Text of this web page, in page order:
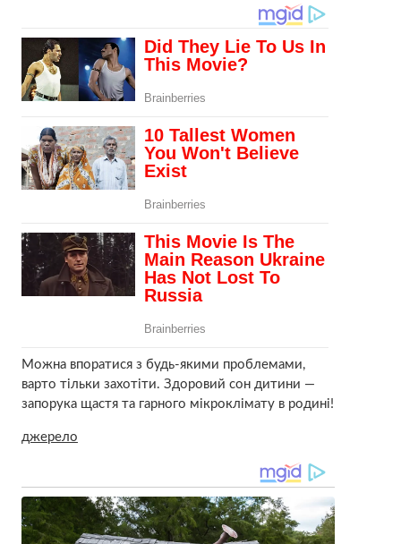
Можна впоратися з будь-якими проблемами,
варто тільки захотіти. Здоровий сон дитини —
запорука щастя та гарного мікроклімату в родині!
джерело